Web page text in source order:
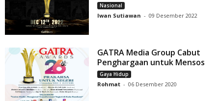
Nasional
Iwan Sutiawan - 09 Desember 2022
GATRA Media Group Cabut
Penghargaan untuk Mensos
Gaya Hidup
Rohmat - 06 Desember 2020